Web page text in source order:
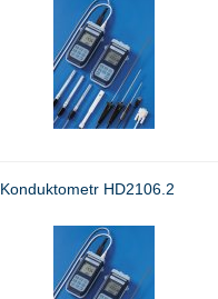
Konduktometr HD2106.2